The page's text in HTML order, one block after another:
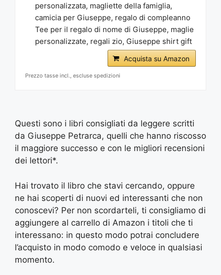
personalizzata, magliette della famiglia,
camicia per Giuseppe, regalo di compleanno
Tee per il regalo di nome di Giuseppe, maglie
personalizzate, regali zio, Giuseppe shirt gift
Acquista su Amazon
Prezzo tasse incl., escluse spedizioni
Questi sono i libri consigliati da leggere scritti
da Giuseppe Petrarca, quelli che hanno riscosso
il maggiore successo e con le migliori recensioni
dei lettori*.
Hai trovato il libro che stavi cercando, oppure
ne hai scoperti di nuovi ed interessanti che non
conoscevi? Per non scordarteli, ti consigliamo di
aggiungere al carrello di Amazon i titoli che ti
interessano: in questo modo potrai concludere
l’acquisto in modo comodo e veloce in qualsiasi
momento.